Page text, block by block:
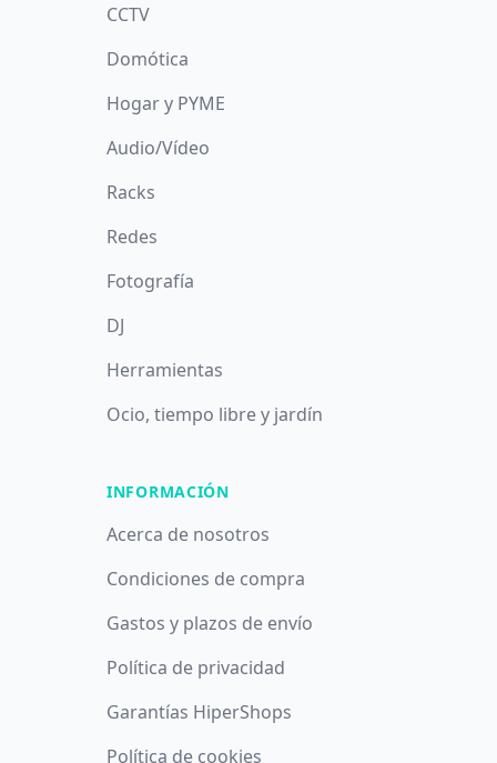
CCTV
Domótica
Hogar y PYME
Audio/Vídeo
Racks
Redes
Fotografía
DJ
Herramientas
Ocio, tiempo libre y jardín
INFORMACIÓN
Acerca de nosotros
Condiciones de compra
Gastos y plazos de envío
Política de privacidad
Garantías HiperShops
Política de cookies
Utilizamos cookies propias y de terceros con fines analíticos y